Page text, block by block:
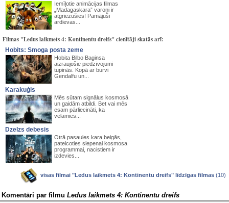
Iemīļotie animācijas filmas
„Madagaskara” varoņi ir
atgriezušies! Pamājuši
ardievas...
Filmas "Ledus laikmets 4: Kontinentu dreifs" cienītāji skatās arī:
Hobits: Smoga posta zeme
Hobita Bilbo Baginsa
aizraujošie piedzīvojumi
tupinās. Kopā ar burvi
Gendalfu un...
Karakuģis
Mēs sūtam signālus kosmosā
un gaidām atbildi. Bet vai mēs
esam pārliecināti, ka
vēlamies...
Dzelzs debesis
Otrā pasaules kara beigās,
pateicoties slepenai kosmosa
programmai, nacistiem ir
izdevies...
visas filmai "Ledus laikmets 4: Kontinentu dreifs" līdzīgas filmas (10)
Komentāri par filmu Ledus laikmets 4: Kontinentu dreifs